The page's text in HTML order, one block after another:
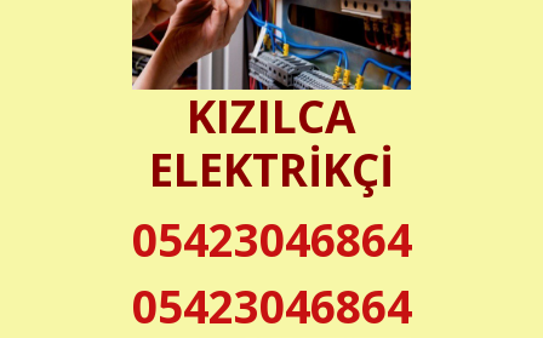
KIZILCA
ELEKTRİKÇİ
05423046864
05423046864